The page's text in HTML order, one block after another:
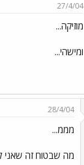
27/4/04
מוזיקה...
ומישהי...
28/4/04
מממ...
מה שבטוח זה שאני